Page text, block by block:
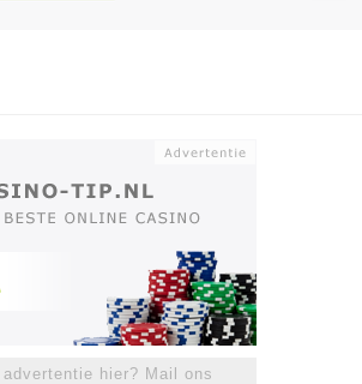
advertentie hier? Mail ons